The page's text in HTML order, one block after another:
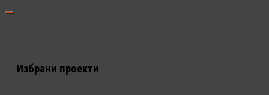
Избрани проекти